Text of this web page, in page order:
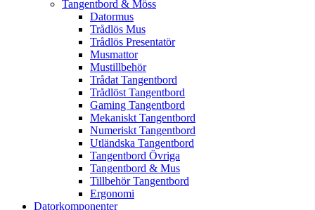
Tangentbord & Möss
Datormus
Trådlös Mus
Trådlös Presentatör
Musmattor
Mustillbehör
Trådat Tangentbord
Trådlöst Tangentbord
Gaming Tangentbord
Mekaniskt Tangentbord
Numeriskt Tangentbord
Utländska Tangentbord
Tangentbord Övriga
Tangentbord & Mus
Tillbehör Tangentbord
Ergonomi
Datorkomponenter